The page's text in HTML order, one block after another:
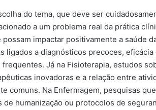
do tema, que deve ser
a um problema real da prática
impactar positivamente a saúde
ligados a diagnósticos precoces,
Já na Fisioterapia, estudos
inovadoras e a relação entre
comuns. Na Enfermagem, pesquisas
humanização ou protocolos de